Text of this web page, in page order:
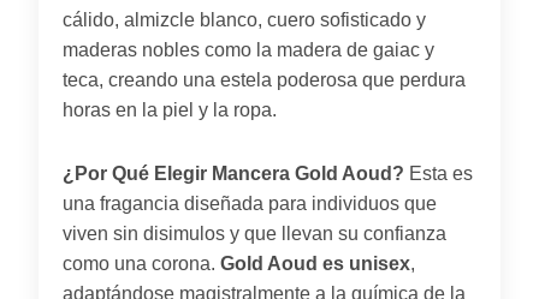
cálido, almizcle blanco, cuero sofisticado y
maderas nobles como la madera de gaiac y
teca, creando una estela poderosa que perdura
horas en la piel y la ropa.
¿Por Qué Elegir Mancera Gold Aoud? Esta es
una fragancia diseñada para individuos que
viven sin disimulos y que llevan su confianza
como una corona. Gold Aoud es unisex,
adaptándose magistralmente a la química de la